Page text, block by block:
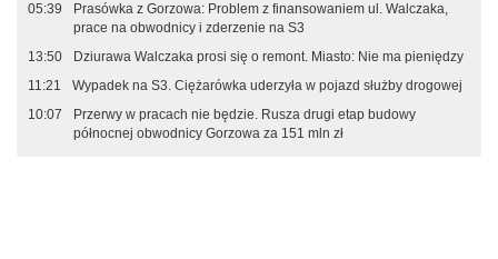
05:39
Prasówka z Gorzowa: Problem z finansowaniem ul. Walczaka,
prace na obwodnicy i zderzenie na S3
13:50
Dziurawa Walczaka prosi się o remont. Miasto: Nie ma pieniędzy
11:21
Wypadek na S3. Ciężarówka uderzyła w pojazd służby drogowej
10:07
Przerwy w pracach nie będzie. Rusza drugi etap budowy
północnej obwodnicy Gorzowa za 151 mln zł